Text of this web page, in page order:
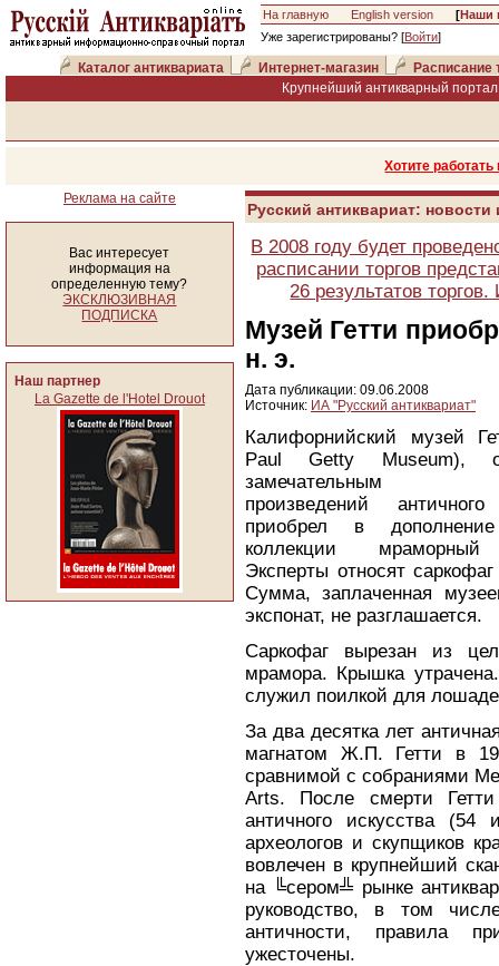
На главную English version [Наши
Уже зарегистрированы? [Войти]
Каталог антиквариата Интернет-магазин
Расписание
Крупнейший антикварный
Хотите
Реклама на сайте
Вас интересует
информация на
определенную тему?
ЭКСКЛЮЗИВНАЯ
ПОДПИСКА
Наш партнер
La Gazette de l'Hotel Drouot
Русский антиквариат:
В 2008 году будет
расписании торгов
26 результатов
Музей Гетти
н. э.
Дата публикации: 09.06.2008
Источник: ИА "Русский антиквариат"
Калифорнийский музей
Paul Getty Museum),
замечательным
произведений античного
приобрел в
коллекции мраморный
Эксперты относят
Сумма, заплаченная
экспонат, не разглашается.
Саркофаг вырезан из
мрамора. Крышка
служил поилкой для
За два десятка лет
магнатом Ж.П. Гетти в
сравнимой с собраниями
Arts. После смерти Гетти
античного искусства
археологов и скупщиков
вовлечен в крупнейший
на ╚сером╩ рынке
руководство, в том
античности, правила
ужесточены.